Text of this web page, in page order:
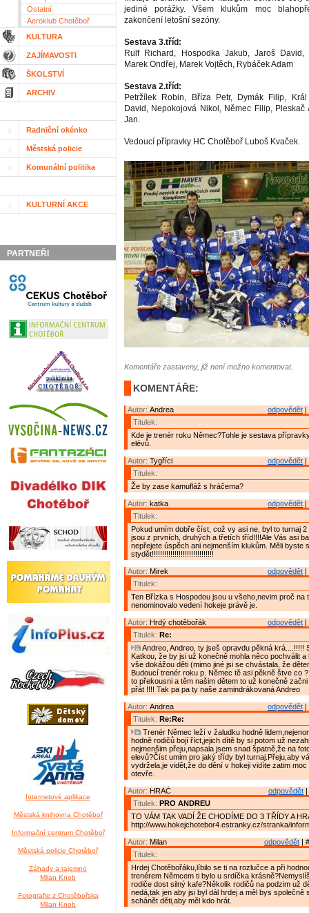
Ostatní
Aeroklub Chotěboř
KULTURA
ZAJÍMAVOSTI
ŠKOLSTVÍ
ARCHIV
Radniční okénko
Městská policie
Komunální politika
KULTURNÍ AKCE
PARTNEŘI
Internetové aplikace
Městská knihovna Chotěboř
Informační centrum Chotěboř
Městská policie Chotěboř
Záhady a tajemno
Milan Knob
Fotografie z Chotěbořska
Milan Knob
jediné porážky. Všem klukům moc
zakončení letošní sezóny.
Sestava 3.tříd:
Rulf Richard, Hospodka Jakub, Jaroš David,
Marek Ondřej, Marek Vojtěch, Rybáček Adam
Sestava 2.tříd:
Petržílek Robin, Bříza Petr, Dymák Filip,
David, Nepokojová Nikol, Němec Filip, Pleskač
Jan.
Vedoucí přípravky HC Chotěboř Luboš Kvaček.
Komentáře zastaveny, již není možno komentovat.
KOMENTÁŘE:
odpovědět |
Autor: Andrea
Titulek:
Kde je trenér roku Němec?Tohle je sestava
elévů.
odpovědět |
Autor: Tygříci
Titulek:
Že by zase kamufláž s hráčema?
odpovědět |
Autor: katka
Titulek:
Pokud umím dobře číst, což vy asi ne, byl to turnaj 2
jsou z prvních, druhých a třetích tříd!!!!Ale Vás asi
nepřejete úspěch ani nejmenším klukům. Měli byste
stydět!!!!!!!!!!!!!!!!!!!!!!!!!!!!!!
odpovědět |
Autor: Mirek
Titulek:
Ten Břízka s Hospodou jsou u všeho,nevim proč na
nenominovalo vedení hokeje právě je.
odpovědět |
Autor: Hrdý chotěbořák
Titulek: Re:
Andreo, Andreo, ty jseš opravdu pěkná krá....!!!!!
Katkou, že by jsi už konečně mohla něco pochválit a
vše dokážou děti (mimo jiné jsi se chvástala, že
Budoucí trenér roku p. Němec tě asi pěkně štve co
to překousni a těm našim dětem to už konečně
přát !!!! Tak pa pa ty naše zamindrákovaná Andreo
odpovědět |
Autor: Andrea
Titulek: Re:Re:
Trenér Němec leží v žaludku hodně
hodně rodičů bojí říct,jejich dítě by si potom už
nejmenšim přeju,napsala jsem snad špatně,že na
elevů?Číst umim pro jaký třídy byl turnaj.Přeju,aby
vydržela,je vidět,že do dění v hokeji vidíte zatim
otevře.
odpovědět
Autor: HRÁČ
Titulek: PRO ANDREU
TO VÁM TAK VADÍ ŽE CHODÍME DO 3 TŘÍDY A
http://www.hokejchotebor4.estranky.cz/stranka/
odpovědět |
Autor: Milan
Titulek:
Hrdej Chotěbořáku,líbilo se ti na rozlučce a při
trenérem Němcem ti bylo u srdíčka
rodiče dost silný kafe?Několik rodičů na podzim už
nedá,tak jen aby jsi byl dál hrdej a měl bys společně
schánět děti,aby měl kdo hrát.